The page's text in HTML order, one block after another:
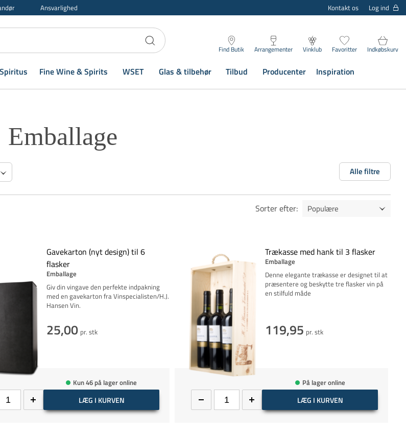
Ansvarlighed Kontakt os Log ind
Find Butik Arrangementer Vinklub Favoritter Indkøbskurv
Spiritus Fine Wine & Spirits WSET Glas & tilbehør Tilbud Producenter Inspiration
Emballage
Alle filtre
Sorter efter:
Gavekarton (nyt design) til 6
flasker
Emballage
Giv din vingave den perfekte indpakning
med en gavekarton fra Vinspecialisten/H.J.
Hansen Vin.
25,00 pr. stk
Kun 46 på lager online
LÆG I KURVEN
Trækasse med hank til 3 flasker
Emballage
Denne elegante trækasse er designet til at
præsentere og beskytte tre flasker vin på
en stilfuld måde
119,95 pr. stk
På lager online
LÆG I KURVEN